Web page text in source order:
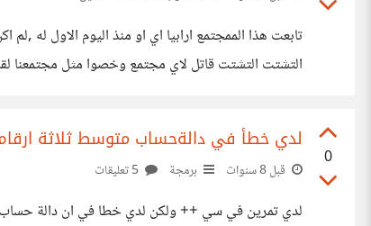
تابعت هذا الممجتمع ارابيا اي او منذ اليوم الاول له
التشتت التشتت قاتل لاي مجتمع وخصوا مثل مجتمعنا
0
لدي خطأ في دالةحساب متوسط ثلاثة
قبل 8 سنوات برمجة